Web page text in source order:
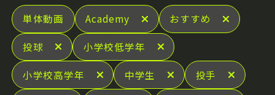
単体動画 Academy おすすめ
投球 小学校低学年
小学校高学年 中学生 投手